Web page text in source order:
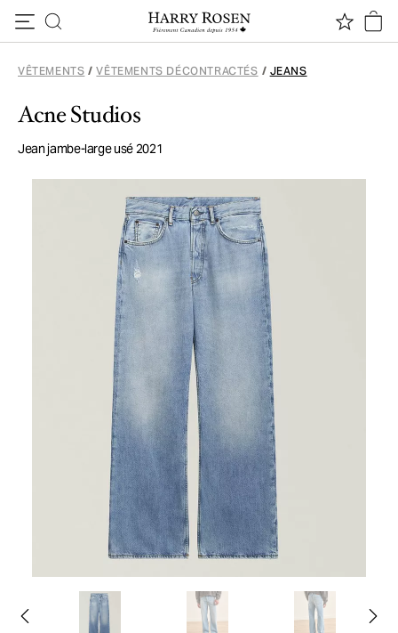
VÊTEMENTS / VÊTEMENTS DÉCONTRACTÉS / JEANS
Acne Studios
Jean jambe-large usé 2021